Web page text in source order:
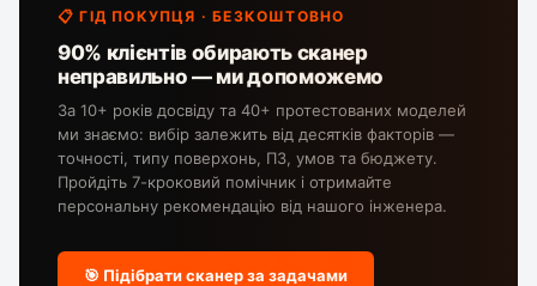
📋 ГІД ПОКУПЦЯ · БЕЗКОШТОВНО
90% клієнтів обирають сканер
неправильно — ми допоможемо
За 10+ років досвіду та 40+ протестованих моделей
ми знаємо: вибір залежить від десятків факторів —
точності, типу поверхонь, ПЗ, умов та бюджету.
Пройдіть 7-кроковий помічник і отримайте
персональну рекомендацію від нашого інженера.
🎯 Підібрати сканер за задачами